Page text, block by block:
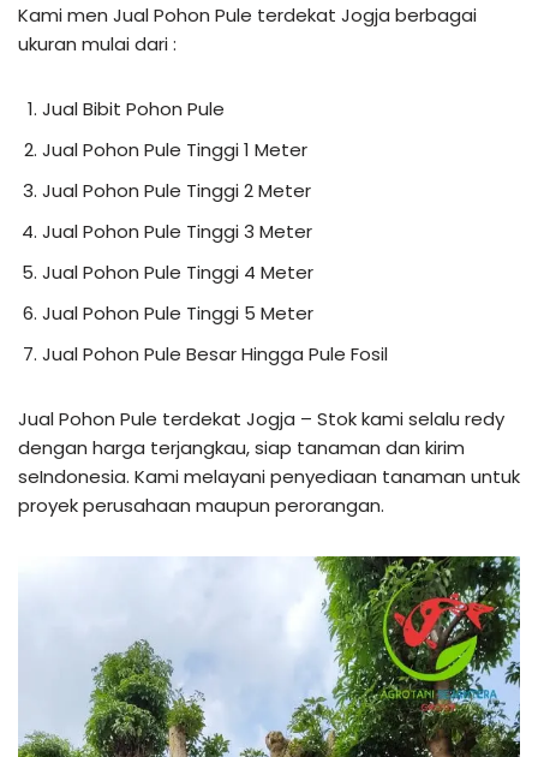
Kami men Jual Pohon Pule terdekat Jogja berbagai
ukuran mulai dari :
Jual Bibit Pohon Pule
Jual Pohon Pule Tinggi 1 Meter
Jual Pohon Pule Tinggi 2 Meter
Jual Pohon Pule Tinggi 3 Meter
Jual Pohon Pule Tinggi 4 Meter
Jual Pohon Pule Tinggi 5 Meter
Jual Pohon Pule Besar Hingga Pule Fosil
Jual Pohon Pule terdekat Jogja – Stok kami selalu redy
dengan harga terjangkau, siap tanaman dan kirim
seIndonesia. Kami melayani penyediaan tanaman untuk
proyek perusahaan maupun perorangan.